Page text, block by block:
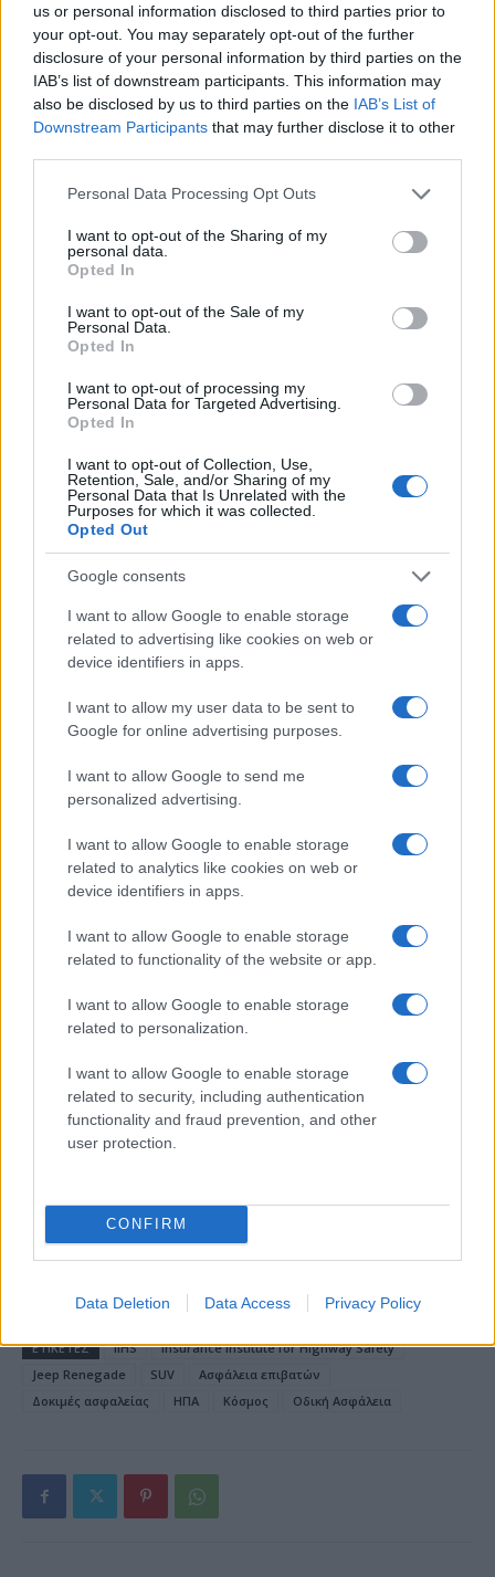
us or personal information disclosed to third parties prior to
your opt-out. You may separately opt-out of the further
disclosure of your personal information by third parties on the
IAB’s list of downstream participants. This information may
also be disclosed by us to third parties on the IAB’s List of
Downstream Participants that may further disclose it to other
Please note that this website/app uses one or more Google
not limited to your visit or usage behaviour. You may click to
grant or deny consent to Google and its third-party tags to
use your data for below specified purposes in below Google
consent section.
Personal Data Processing Opt Outs
I want to opt-out of the Sharing of my
personal data.
Opted In
I want to opt-out of the Sale of my
Personal Data.
Opted In
I want to opt-out of processing my
Personal Data for Targeted Advertising.
Opted In
I want to opt-out of Collection, Use,
Retention, Sale, and/or Sharing of my
Personal Data that Is Unrelated with the
Purposes for which it was collected.
Opted Out
Google consents
I want to allow Google to enable storage
related to advertising like cookies on web or
device identifiers in apps.
I want to allow my user data to be sent to
Google for online advertising purposes.
I want to allow Google to send me
personalized advertising.
I want to allow Google to enable storage
related to analytics like cookies on web or
device identifiers in apps.
I want to allow Google to enable storage
related to functionality of the website or app.
I want to allow Google to enable storage
related to personalization.
I want to allow Google to enable storage
related to security, including authentication
functionality and fraud prevention, and other
user protection.
CONFIRM
Data Deletion Data Access Privacy Policy
Εθνική Νεανίδων: Με τη
Βουλγαρία για τις θέσεις 5-
8 του Ευρωμπάσκετ (live
stream)
O θάνατός του Μπράντον
Κλαρκ προκλήθηκε από
συνδυασμό ναρκωτικών
ευρώ σε 843 μέσα
ενημέρωσης- Ξεκίνησε το
πενταετές πρόγραμμα
ενίσχυσης του Τύπου
Metlen: Ρεκόρ EBITDA στο
εκατ. ευρώ
Η Chery επενδύει 75 εκατ. δολάρια στην KG Mobility
Το FIAT 500 Hybrid τώρα
από 18.990 ευρώ
Ατρόμητος και Novibet
συνεχίζουν μαζί: Ανανέωση
δεικτών FTSE4Good
Alpha Bank: Για πρώτη φορά το Αρχαίο Θέατρο Επιδαύρου
άνοιξε τις πύλες του σε όλους
ΕΤΙΚΕΤΕΣ IIHS
Insurance Institute for Highway Safety
Jeep Renegade
SUV
Ασφάλεια επιβατών
Δοκιμές ασφαλείας
ΗΠΑ Κόσμος Οδική Ασφάλεια